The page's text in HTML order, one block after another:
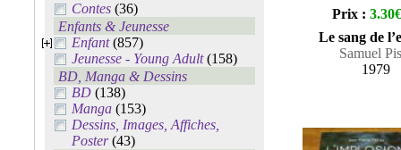
Contes (36)
Enfants & Jeunesse
Enfant(857)
Jeunesse - Young Adult(158)
BD, Manga & Dessins
BD (138)
Manga (153)
Dessins, Images, Affiches,
Poster(43)
Prix : 3.30€
Le sang de
Samuel
1979